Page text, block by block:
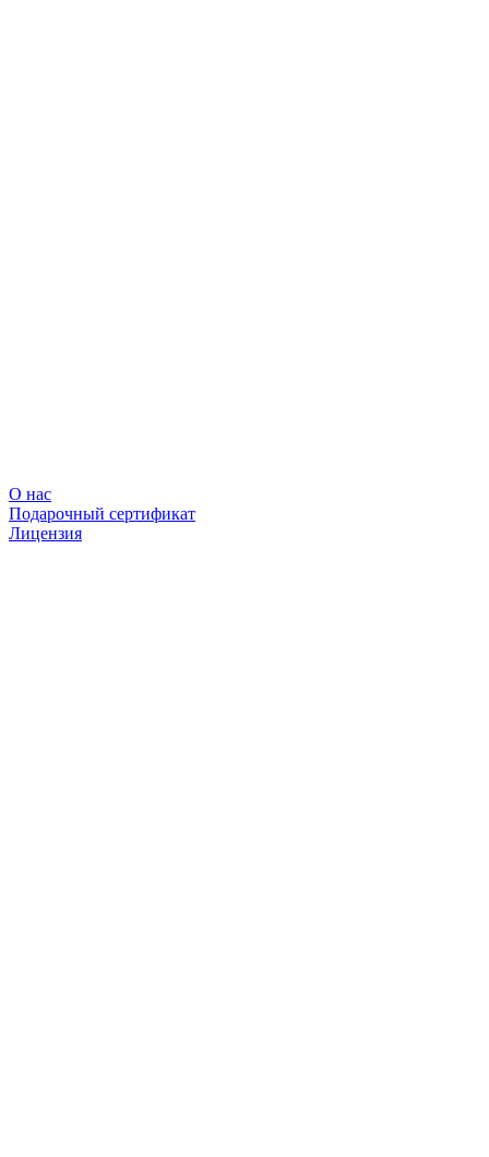
О нас
Подарочный сертификат
Лицензия